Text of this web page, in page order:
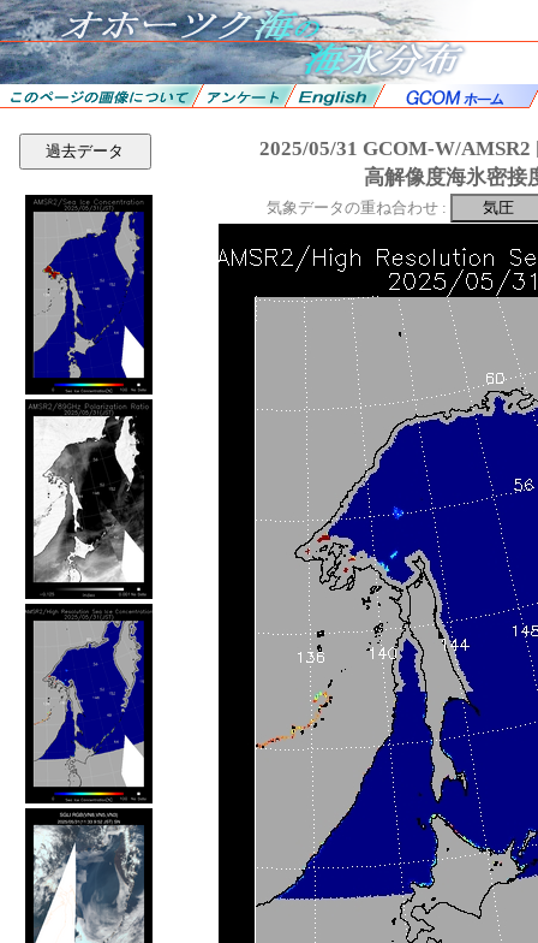
過去データ
2025/05/31 GCOM-W/
高解像度海氷密接
気象データの重ね合わせ :